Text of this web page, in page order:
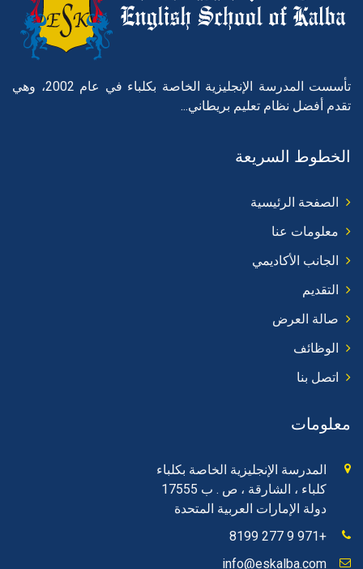
تأسست المدرسة الإنجليزية الخاصة بكلباء في عام 2002، وهي
تقدم أفضل نظام تعليم بريطاني...
الخطوط السريعة
الصفحة الرئيسية
معلومات عنا
الجانب الأكاديمي
التقديم
صالة العرض
الوظائف
اتصل بنا
معلومات
المدرسة الإنجليزية الخاصة بكلباء
كلباء ، الشارقة ، ص . ب 17555
دولة الإمارات العربية المتحدة
+971 9 277 8199
info@eskalba.com